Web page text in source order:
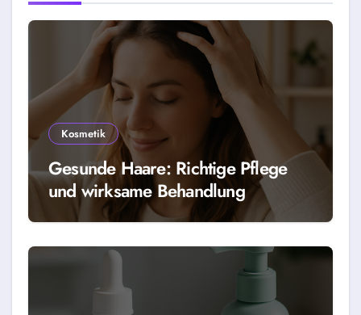
Kosmetik
Gesunde Haare: Richtige Pflege
und wirksame Behandlung